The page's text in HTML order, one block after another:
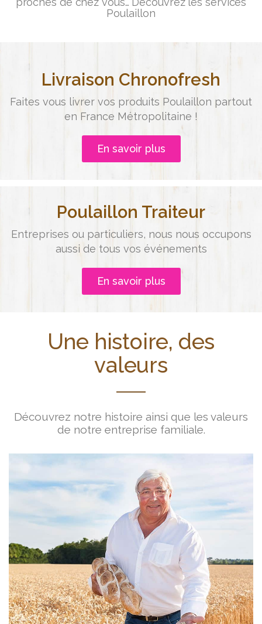
Poulaillon
Livraison Chronofresh
Faites vous livrer vos produits Poulaillon partout
en France Métropolitaine !
En savoir plus
Poulaillon Traiteur
Entreprises ou particuliers, nous nous occupons
aussi de tous vos événements
En savoir plus
Une histoire, des
valeurs
Découvrez notre histoire ainsi que les valeurs
de notre entreprise familiale.